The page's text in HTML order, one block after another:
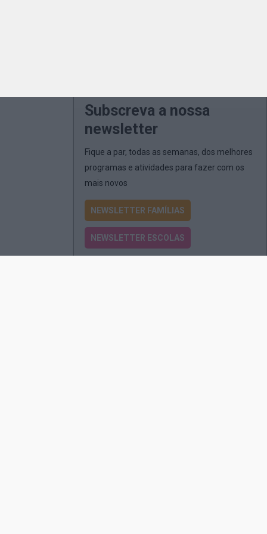
Subscreva a nossa
newsletter
Fique a par, todas as semanas, dos melhores
programas e atividades para fazer com os
mais novos
NEWSLETTER FAMÍLIAS
NEWSLETTER ESCOLAS